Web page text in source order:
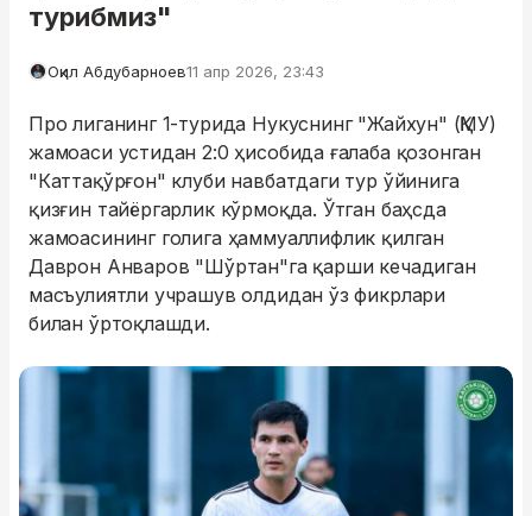
турибмиз"
Оқил Абдубарноев11 апр 2026, 23:43
Про лиганинг 1-турида Нукуснинг "Жайхун" (ҚМУ)
жамоаси устидан 2:0 ҳисобида ғалаба қозонган
"Каттақўрғон" клуби навбатдаги тур ўйинига
қизғин тайёргарлик кўрмоқда. Ўтган баҳсда
жамоасининг голига ҳаммуаллифлик қилган
Даврон Анваров "Шўртан"га қарши кечадиган
масъулиятли учрашув олдидан ўз фикрлари
билан ўртоқлашди.